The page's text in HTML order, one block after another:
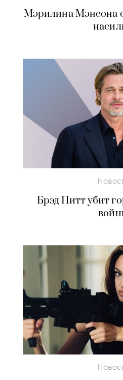
Мэрилина Мэнсона
Брэд Питт убит